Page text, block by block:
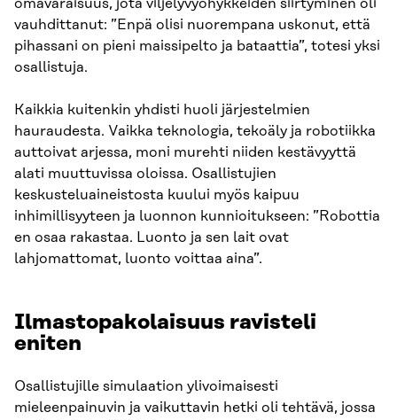
omavaraisuus, jota viljelyvyöhykkeiden siirtyminen oli
vauhdittanut: ”Enpä olisi nuorempana uskonut, että
pihassani on pieni maissipelto ja bataattia”, totesi yksi
osallistuja.
Kaikkia kuitenkin yhdisti huoli järjestelmien
hauraudesta. Vaikka teknologia, tekoäly ja robotiikka
auttoivat arjessa, moni murehti niiden kestävyyttä
alati muuttuvissa oloissa. Osallistujien
keskusteluaineistosta kuului myös kaipuu
inhimillisyyteen ja luonnon kunnioitukseen: ”Robottia
en osaa rakastaa. Luonto ja sen lait ovat
lahjomattomat, luonto voittaa aina”.
Ilmastopakolaisuus ravisteli
eniten
Osallistujille simulaation ylivoimaisesti
mieleenpainuvin ja vaikuttavin hetki oli tehtävä, jossa